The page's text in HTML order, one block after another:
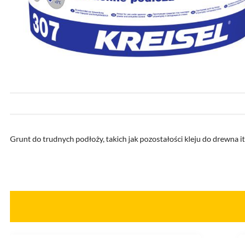
Grunt do trudnych podłoży, takich jak pozostałości kleju do drewna